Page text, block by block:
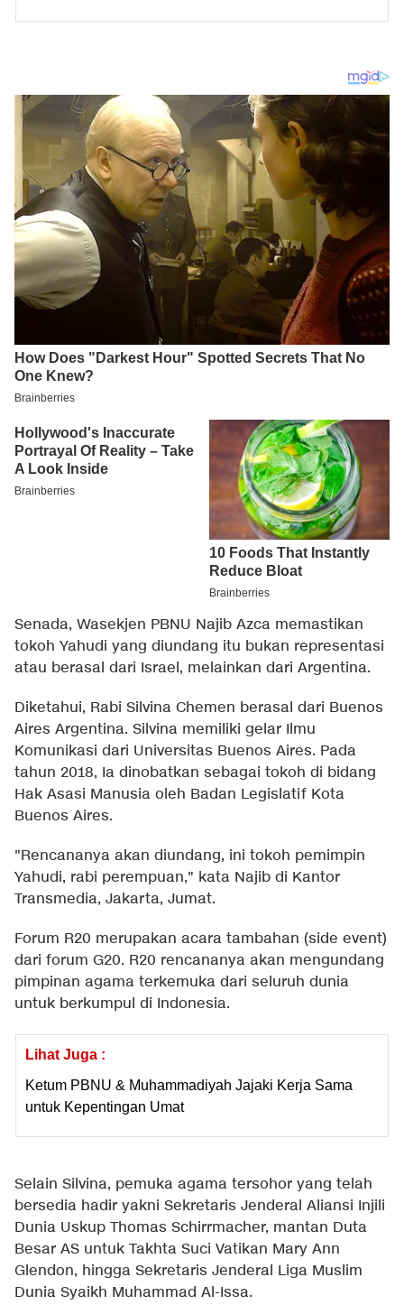
Senada, Wasekjen PBNU Najib Azca memastikan
tokoh Yahudi yang diundang itu bukan representasi
atau berasal dari Israel, melainkan dari Argentina.
Diketahui, Rabi Silvina Chemen berasal dari Buenos
Aires Argentina. Silvina memiliki gelar Ilmu
Komunikasi dari Universitas Buenos Aires. Pada
tahun 2018, Ia dinobatkan sebagai tokoh di bidang
Hak Asasi Manusia oleh Badan Legislatif Kota
Buenos Aires.
"Rencananya akan diundang, ini tokoh pemimpin
Yahudi, rabi perempuan," kata Najib di Kantor
Transmedia, Jakarta, Jumat.
Forum R20 merupakan acara tambahan (side event)
dari forum G20. R20 rencananya akan mengundang
pimpinan agama terkemuka dari seluruh dunia
untuk berkumpul di Indonesia.
Lihat Juga :
Ketum PBNU & Muhammadiyah Jajaki Kerja Sama
untuk Kepentingan Umat
Selain Silvina, pemuka agama tersohor yang telah
bersedia hadir yakni Sekretaris Jenderal Aliansi Injili
Dunia Uskup Thomas Schirrmacher, mantan Duta
Besar AS untuk Takhta Suci Vatikan Mary Ann
Glendon, hingga Sekretaris Jenderal Liga Muslim
Dunia Syaikh Muhammad Al-Issa.